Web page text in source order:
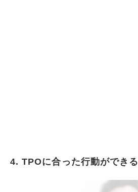
4. TPOに合った行動ができる